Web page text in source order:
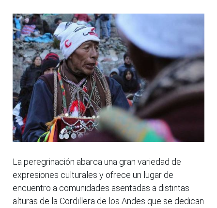
La peregrinación abarca una gran variedad de
expresiones culturales y ofrece un lugar de
encuentro a comunidades asentadas a distintas
alturas de la Cordillera de los Andes que se dedican